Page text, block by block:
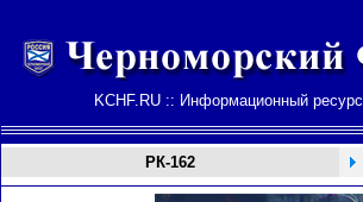
KCHF.RU :: Информационный ресурс
РК-162